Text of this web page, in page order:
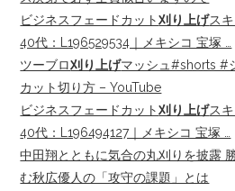
ビジネスフェードカット刈り上げス
40代：L196529534｜メキシコ 宝塚 …
ツーブロ刈り上げマッシュ#shorts #
カット切り方 – YouTube
ビジネスフェードカット刈り上げス
40代：L196494127｜メキシコ 宝塚 …
中田翔とともに気合の丸刈りを披露
む秋広優人の「攻守の課題」とは